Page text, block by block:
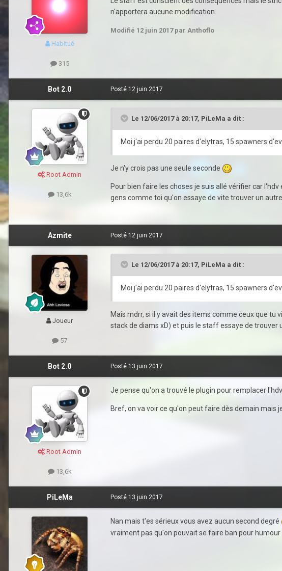
Habitué
315
n'apportera aucune modification.
Modifié 12 juin 2017par Anthoflo
Bot 2.0
Root Admin
13,6k
Posté 12 juin 2017
Le 12/06/2017 à 20:17, PiLeMa a dit :
Moi j'ai perdu 20 paires d'elytras, 15 spawners
Je n'y crois pas une seule seconde
Pour bien faire les choses je suis allé vérifier car
gens comme toi qu'on essaye de vite trouver un autre
Azmite
Joueur
57
Posté 12 juin 2017
Le 12/06/2017 à 20:17, PiLeMa a dit :
Moi j'ai perdu 20 paires d'elytras, 15 spawners
Mais mdrr, si il y avait des items comme ceux que tu
stack de diams xD) et puis le staff essaye de trouver
Bot 2.0
Root Admin
13,6k
Posté 13 juin 2017
Je pense qu'on a trouvé le plugin pour remplacer
Bref, on va voir ce qu'on peut faire dès demain mais
PiLeMa Posté 13 juin 2017
Nan mais t'es sérieux vous avez aucun second degré
vraiment pas qu'on pouvait se faire ban pour humour